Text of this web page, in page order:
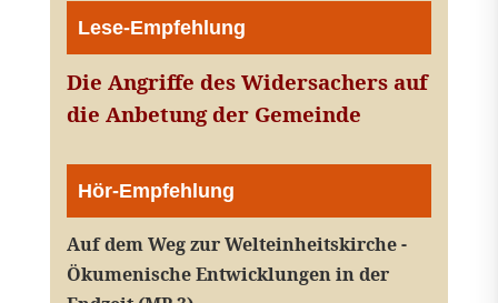
Lese-Empfehlung
Die Angriffe des Widersachers auf
die Anbetung der Gemeinde
Hör-Empfehlung
Auf dem Weg zur Welteinheitskirche -
Ökumenische Entwicklungen in der